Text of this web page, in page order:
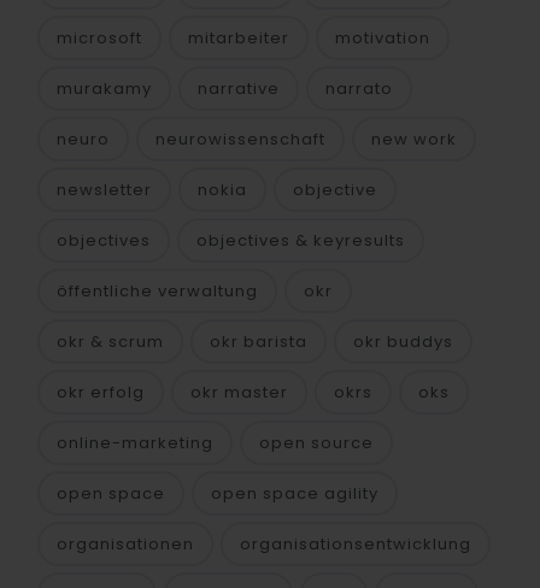
microsoft mitarbeiter motivation
murakamy narrative narrato
neuro neurowissenschaft new work
newsletter nokia objective
objectives objectives & keyresults
öffentliche verwaltung okr
okr & scrum okr barista okr buddys
okr erfolg okr master okrs oks
online-marketing open source
open space open space agility
organisationen organisationsentwicklung